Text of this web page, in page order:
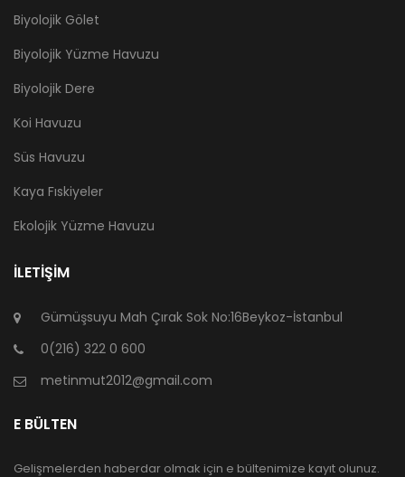
Biyolojik Gölet
Biyolojik Yüzme Havuzu
Biyolojik Dere
Koi Havuzu
Süs Havuzu
Kaya Fıskiyeler
Ekolojik Yüzme Havuzu
İLETIŞIM
Gümüşsuyu Mah Çırak Sok No:16Beykoz-İstanbul
0(216) 322 0 600
metinmut2012@gmail.com
E BÜLTEN
Gelişmelerden haberdar olmak için e bültenimize kayıt olunuz.